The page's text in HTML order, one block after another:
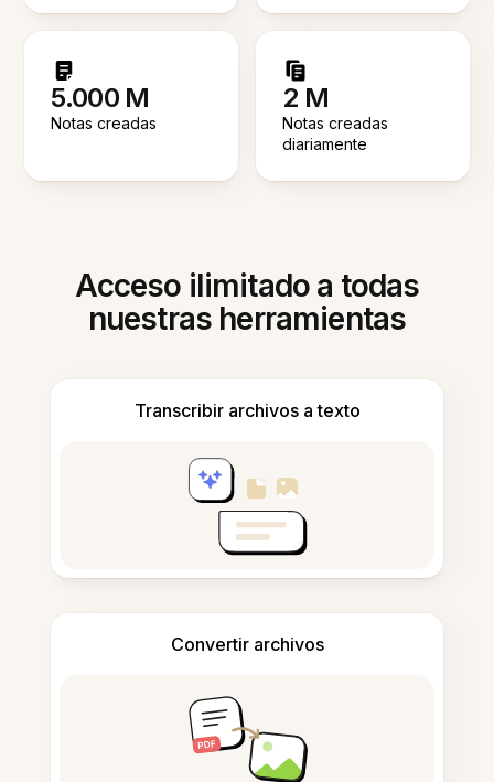
5.000 M
Notas creadas
2 M
Notas creadas
diariamente
Acceso ilimitado a todas
nuestras herramientas
Transcribir archivos a texto
Convertir archivos